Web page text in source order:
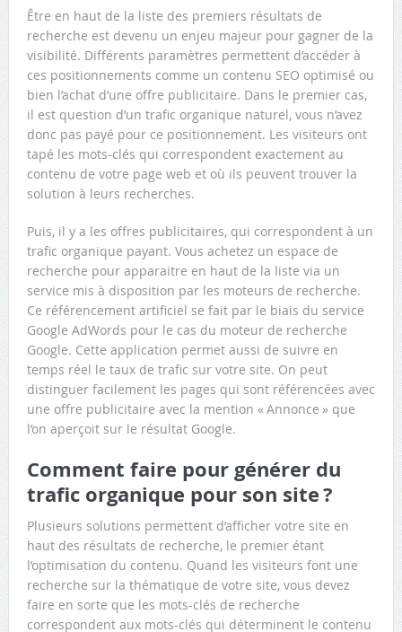
Être en haut de la liste des premiers résultats de
recherche est devenu un enjeu majeur pour gagner de la
visibilité. Différents paramètres permettent d’accéder à
ces positionnements comme un contenu SEO optimisé ou
bien l’achat d’une offre publicitaire. Dans le premier cas,
il est question d’un trafic organique naturel, vous n’avez
donc pas payé pour ce positionnement. Les visiteurs ont
tapé les mots-clés qui correspondent exactement au
contenu de votre page web et où ils peuvent trouver la
solution à leurs recherches.
Puis, il y a les offres publicitaires, qui correspondent à un
trafic organique payant. Vous achetez un espace de
recherche pour apparaitre en haut de la liste via un
service mis à disposition par les moteurs de recherche.
Ce référencement artificiel se fait par le biais du service
Google AdWords pour le cas du moteur de recherche
Google. Cette application permet aussi de suivre en
temps réel le taux de trafic sur votre site. On peut
distinguer facilement les pages qui sont référencées avec
une offre publicitaire avec la mention « Annonce » que
l’on aperçoit sur le résultat Google.
Comment faire pour générer du
trafic organique pour son site ?
Plusieurs solutions permettent d’afficher votre site en
haut des résultats de recherche, le premier étant
l’optimisation du contenu. Quand les visiteurs font une
recherche sur la thématique de votre site, vous devez
faire en sorte que les mots-clés de recherche
correspondent aux mots-clés qui déterminent le contenu